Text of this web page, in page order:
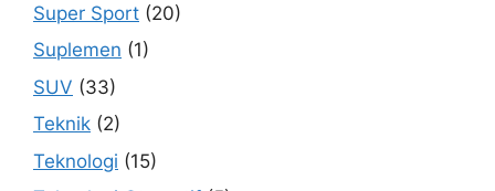
Super Sport (20)
Suplemen (1)
SUV (33)
Teknik (2)
Teknologi (15)